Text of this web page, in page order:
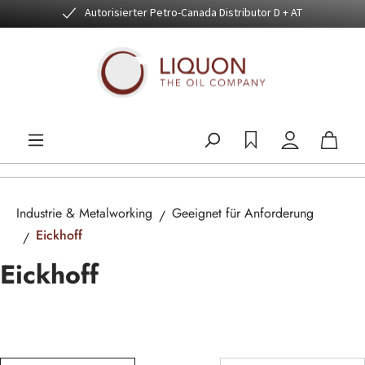
Zum Hauptinhalt springenAutorisierter Petro-Canada Distributor D + AT
Industrie & Metalworking
Geeignet für Anforderung
Eickhoff
Eickhoff